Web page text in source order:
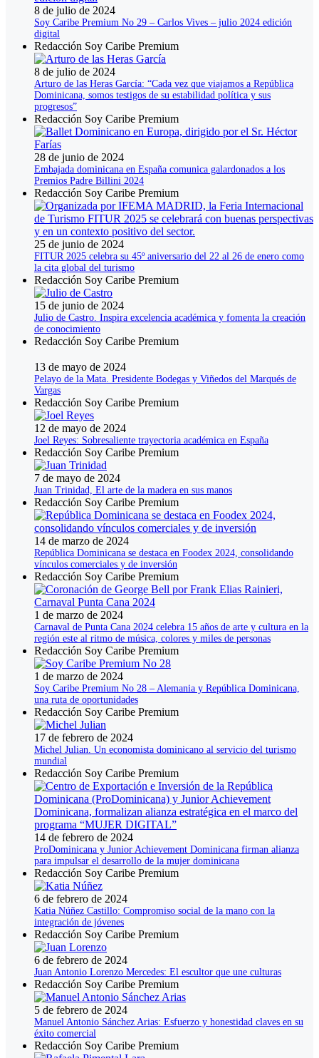
8 de julio de 2024
Soy Caribe Premium No 29 – Carlos Vives – julio 2024 edición
digital
Redacción Soy Caribe Premium
8 de julio de 2024
Arturo de las Heras García: “Cada vez que viajamos a República
Dominicana, somos testigos de su estabilidad política y sus
progresos”
Redacción Soy Caribe Premium
28 de junio de 2024
Embajada dominicana en España comunica galardonados a los
Premios Padre Billini 2024
Redacción Soy Caribe Premium
25 de junio de 2024
FITUR 2025 celebra su 45º aniversario del 22 al 26 de enero como
la cita global del turismo
Redacción Soy Caribe Premium
15 de junio de 2024
Julio de Castro. Inspira excelencia académica y fomenta la creación
de conocimiento
Redacción Soy Caribe Premium
13 de mayo de 2024
Pelayo de la Mata. Presidente Bodegas y Viñedos del Marqués de
Vargas
Redacción Soy Caribe Premium
12 de mayo de 2024
Joel Reyes: Sobresaliente trayectoria académica en España
Redacción Soy Caribe Premium
7 de mayo de 2024
Juan Trinidad, El arte de la madera en sus manos
Redacción Soy Caribe Premium
14 de marzo de 2024
República Dominicana se destaca en Foodex 2024, consolidando
vínculos comerciales y de inversión
Redacción Soy Caribe Premium
1 de marzo de 2024
Carnaval de Punta Cana 2024 celebra 15 años de arte y cultura en la
región este al ritmo de música, colores y miles de personas
Redacción Soy Caribe Premium
1 de marzo de 2024
Soy Caribe Premium No 28 – Alemania y República Dominicana,
una ruta de oportunidades
Redacción Soy Caribe Premium
17 de febrero de 2024
Michel Julian. Un economista dominicano al servicio del turismo
mundial
Redacción Soy Caribe Premium
14 de febrero de 2024
ProDominicana y Junior Achievement Dominicana firman alianza
para impulsar el desarrollo de la mujer dominicana
Redacción Soy Caribe Premium
6 de febrero de 2024
Katia Núñez Castillo: Compromiso social de la mano con la
integración de jóvenes
Redacción Soy Caribe Premium
6 de febrero de 2024
Juan Antonio Lorenzo Mercedes: El escultor que une culturas
Redacción Soy Caribe Premium
5 de febrero de 2024
Manuel Antonio Sánchez Arias: Esfuerzo y honestidad claves en su
éxito comercial
Redacción Soy Caribe Premium